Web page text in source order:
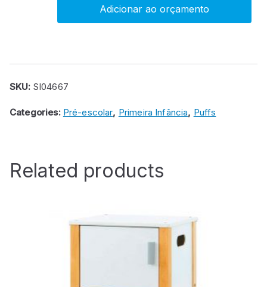
Adicionar ao orçamento
SKU: SI04667
Categories: Pré-escolar, Primeira Infância, Puffs
Related products